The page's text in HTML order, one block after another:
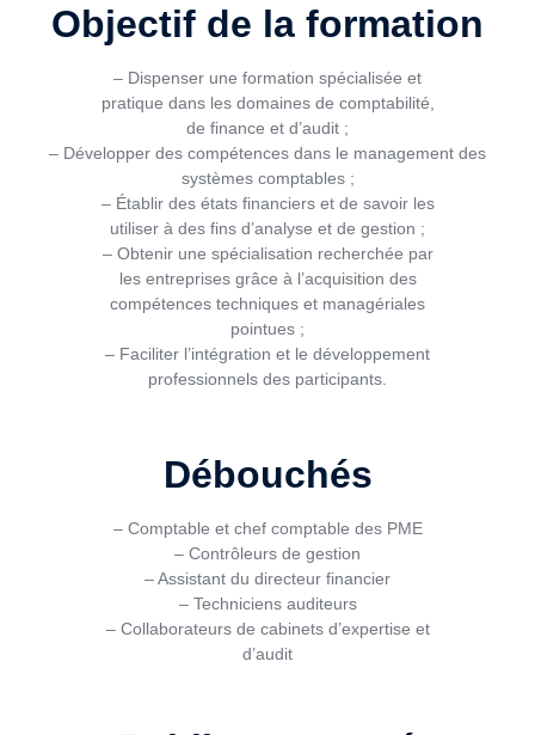
Objectif de la formation
– Dispenser une formation spécialisée et
pratique dans les domaines de comptabilité,
de finance et d’audit ;
– Développer des compétences dans le management des
systèmes comptables ;
– Établir des états financiers et de savoir les
utiliser à des fins d’analyse et de gestion ;
– Obtenir une spécialisation recherchée par
les entreprises grâce à l’acquisition des
compétences techniques et managériales
pointues ;
– Faciliter l’intégration et le développement
professionnels des participants.
Débouchés
– Comptable et chef comptable des PME
– Contrôleurs de gestion
– Assistant du directeur financier
– Techniciens auditeurs
– Collaborateurs de cabinets d’expertise et
d’audit